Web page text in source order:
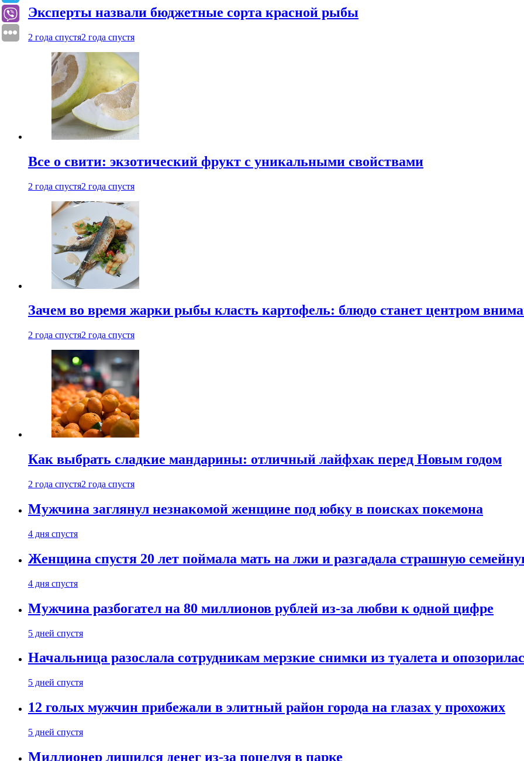
Эксперты назвали бюджетные сорта красной рыбы
2 года спустя2 года спустя
Все о свити: экзотический фрукт с уникальными свойствами
2 года спустя2 года спустя
Зачем во время жарки рыбы класть картофель: блюдо станет центром
2 года спустя2 года спустя
Как выбрать сладкие мандарины: отличный лайфхак перед Новым годом
2 года спустя2 года спустя
Мужчина заглянул незнакомой женщине под юбку в поисках покемона
4 дня спустя
Женщина спустя 20 лет поймала мать на лжи и разгадала страшную
4 дня спустя
Мужчина разбогател на 80 миллионов рублей из-за любви к одной цифре
5 дней спустя
Начальница разослала сотрудникам мерзкие снимки из туалета и
5 дней спустя
12 голых мужчин прибежали в элитный район города на глазах у прохожих
5 дней спустя
Миллионер лишился денег из-за поцелуя в парке